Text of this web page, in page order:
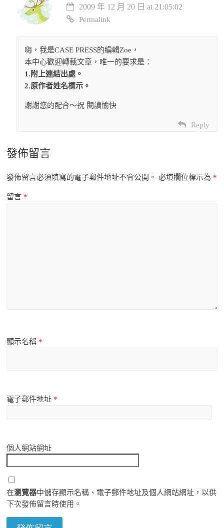
2009 年 12 月 20 日 at 21:05:02
Permalink
嗨，我是CASE PRESS的編輯Zoe，
本中心歡迎轉載文章，唯一的要求是：
1.附上連結出處。
2.原作者姓名標示。
謝謝您的配合～祝 閱讀愉快
Reply
發佈留言
發佈留言必須填寫的電子郵件地址不會公開。 必填欄位標示為 *
留言 *
顯示名稱 *
電子郵件地址 *
個人網站網址
在瀏覽器中儲存顯示名稱、電子郵件地址及個人網站網址，以供
下次發佈留言時使用。